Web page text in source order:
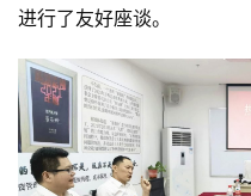
进行了友好座谈。